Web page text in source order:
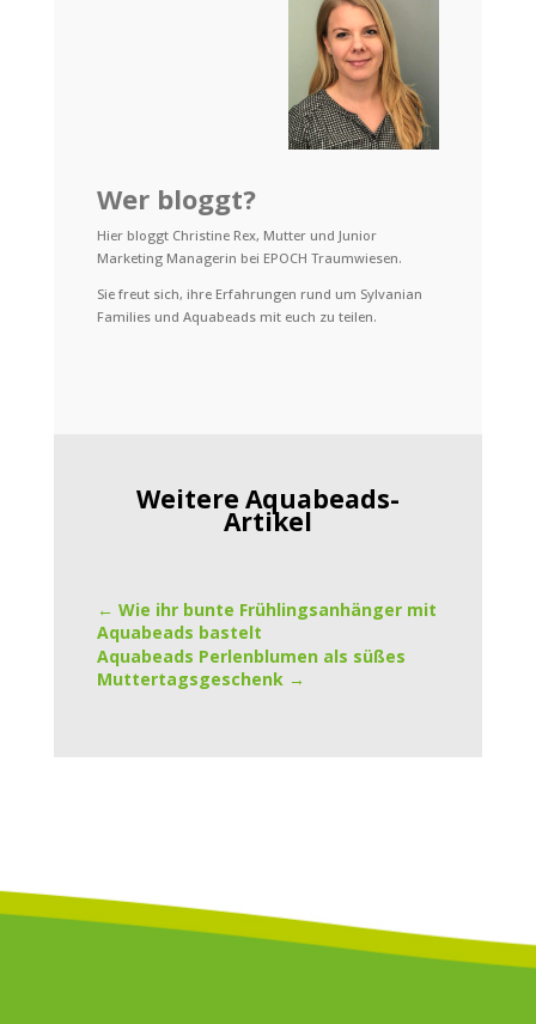
Wer bloggt?
Hier bloggt Christine Rex, Mutter und Junior
Marketing Managerin bei EPOCH Traumwiesen.
Sie freut sich, ihre Erfahrungen rund um Sylvanian
Families und Aquabeads mit euch zu teilen.
Weitere Aquabeads-
Artikel
← Wie ihr bunte Frühlingsanhänger mit
Aquabeads bastelt
Aquabeads Perlenblumen als süßes
Muttertagsgeschenk →